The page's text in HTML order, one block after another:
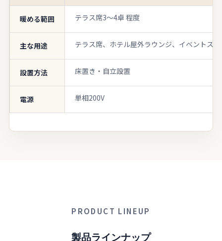
暖める範囲 テラス席3～4卓 程度
主な用途 テラス席、ホテル屋外ラウンジ、イベントスペ
設置方法 床置き・自立設置
電源 単相200V
PRODUCT LINEUP
製品ラインナップ